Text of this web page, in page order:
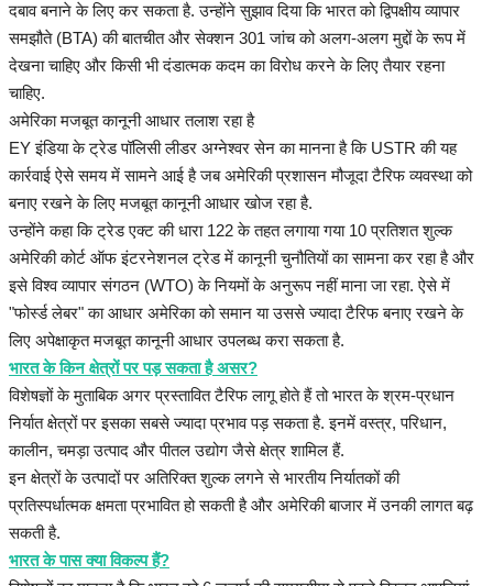
दबाव बनाने के लिए कर सकता है. उन्होंने सुझाव दिया कि भारत को द्विपक्षीय व्यापार
समझौते (BTA) की बातचीत और सेक्शन 301 जांच को अलग-अलग मुद्दों के रूप में
देखना चाहिए और किसी भी दंडात्मक कदम का विरोध करने के लिए तैयार रहना
चाहिए.
अमेरिका मजबूत कानूनी आधार तलाश रहा है
EY इंडिया के ट्रेड पॉलिसी लीडर अग्नेश्वर सेन का मानना है कि USTR की यह
कार्रवाई ऐसे समय में सामने आई है जब अमेरिकी प्रशासन मौजूदा टैरिफ व्यवस्था को
बनाए रखने के लिए मजबूत कानूनी आधार खोज रहा है.
उन्होंने कहा कि ट्रेड एक्ट की धारा 122 के तहत लगाया गया 10 प्रतिशत शुल्क
अमेरिकी कोर्ट ऑफ इंटरनेशनल ट्रेड में कानूनी चुनौतियों का सामना कर रहा है और
इसे विश्व व्यापार संगठन (WTO) के नियमों के अनुरूप नहीं माना जा रहा. ऐसे में
"फोर्स्ड लेबर" का आधार अमेरिका को समान या उससे ज्यादा टैरिफ बनाए रखने के
लिए अपेक्षाकृत मजबूत कानूनी आधार उपलब्ध करा सकता है.
भारत के किन क्षेत्रों पर पड़ सकता है असर?
विशेषज्ञों के मुताबिक अगर प्रस्तावित टैरिफ लागू होते हैं तो भारत के श्रम-प्रधान
निर्यात क्षेत्रों पर इसका सबसे ज्यादा प्रभाव पड़ सकता है. इनमें वस्त्र, परिधान,
कालीन, चमड़ा उत्पाद और पीतल उद्योग जैसे क्षेत्र शामिल हैं.
इन क्षेत्रों के उत्पादों पर अतिरिक्त शुल्क लगने से भारतीय निर्यातकों की
प्रतिस्पर्धात्मक क्षमता प्रभावित हो सकती है और अमेरिकी बाजार में उनकी लागत बढ़
सकती है.
भारत के पास क्या विकल्प हैं?